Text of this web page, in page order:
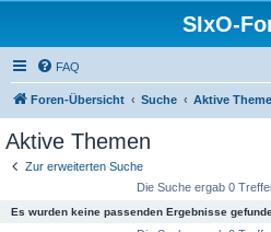
SIxO-
FAQ
Foren-Übersicht Suche Aktive
Aktive Themen
Zur erweiterten Suche
Die Suche ergab 0
Es wurden keine passenden Ergebnisse